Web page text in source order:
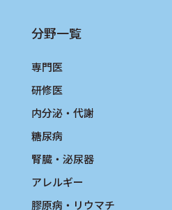
分野一覧
専門医
研修医
内分泌・代謝
糖尿病
腎臓・泌尿器
アレルギー
膠原病・リウマチ